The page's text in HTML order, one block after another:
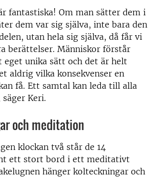
fantastiska! Om man sätter dem i
dem var sig själva, inte bara den
utan hela sig själva, då får vi
berättelser. Människor förstår
eget unika sätt och det är helt
aldrig vilka konsekvenser en
få. Ett samtal kan leda till alla
Keri.
och meditation
klockan två står de 14
ett stort bord i ett meditativt
hänger kolteckningar och